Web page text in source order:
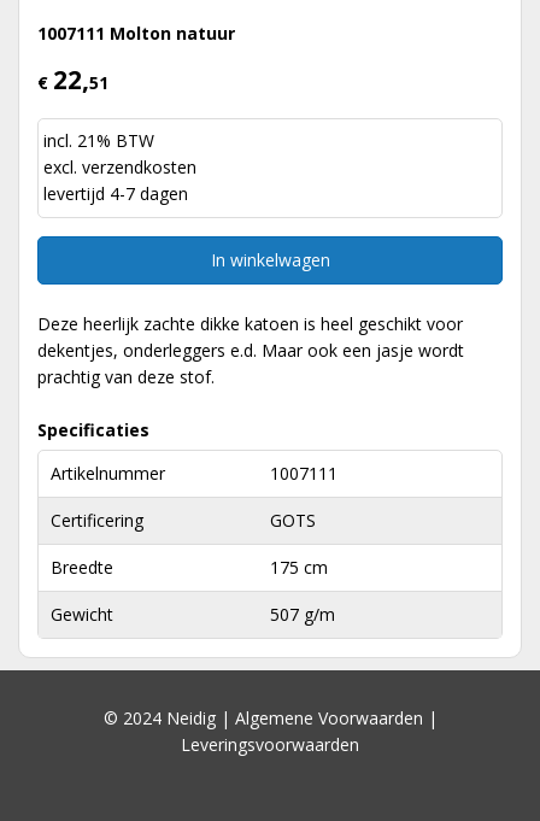
1007111 Molton natuur
€ 22,51
incl. 21% BTW
excl. verzendkosten
levertijd 4-7 dagen
In winkelwagen
Deze heerlijk zachte dikke katoen is heel geschikt voor
dekentjes, onderleggers e.d. Maar ook een jasje wordt
prachtig van deze stof.
Specificaties
Artikelnummer
1007111
Certificering GOTS
Breedte 175 cm
Gewicht 507 g/m
© 2024 Neidig | Algemene Voorwaarden |
Leveringsvoorwaarden